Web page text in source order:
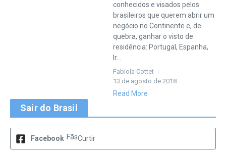
conhecidos e visados pelos
brasileiros que querem abrir um
negócio no Continente e, de
quebra, ganhar o visto de
residência: Portugal, Espanha,
Ir...
Fabíola Cottet
13 de agosto de 2018
Read More
Sair do Brasil
Facebook FãsCurtir